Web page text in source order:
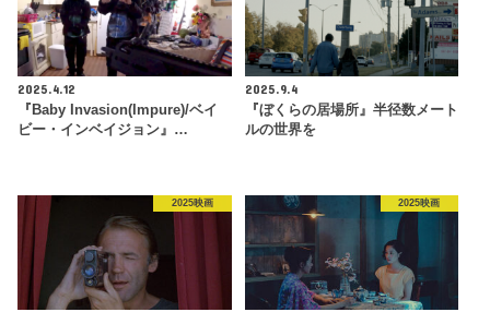
2025.4.12
『Baby Invasion(Impure)/ベイ
ビー・インベイジョン』…
2025.9.4
『ぼくらの居場所』半径数メート
ルの世界を
2025映画 2025映画